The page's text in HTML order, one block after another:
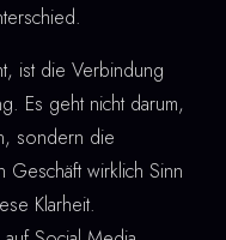
ist die Verbindung
Es geht nicht darum,
sondern die
wirklich Sinn
Klarheit.